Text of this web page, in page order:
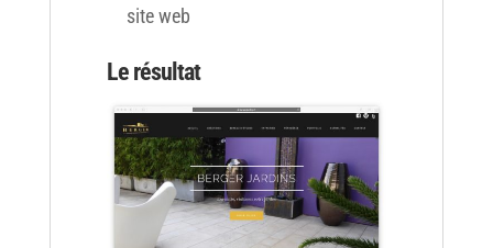
site web
Le résultat